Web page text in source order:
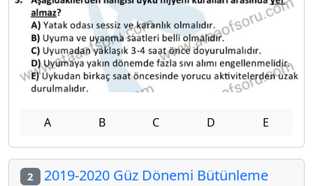
A B C D E
2 2019-2020 Güz Dönemi Bütünleme